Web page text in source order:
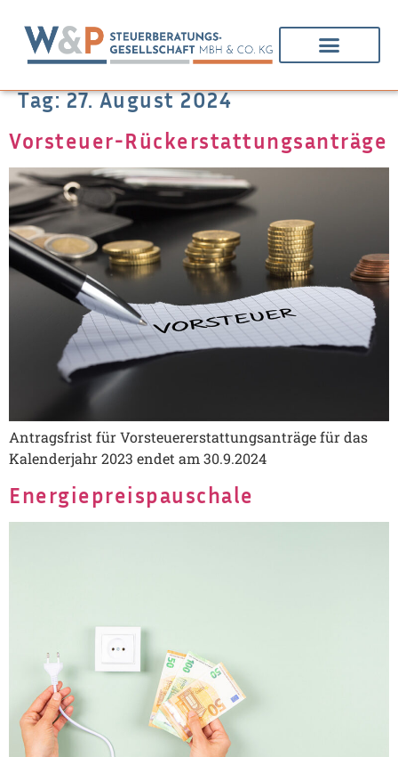
Tag:27. August 2024
Vorsteuer-Rückerstattungsanträge
Antragsfrist für Vorsteuererstattungsanträge für das
Kalenderjahr 2023 endet am 30.9.2024
Energiepreispauschale